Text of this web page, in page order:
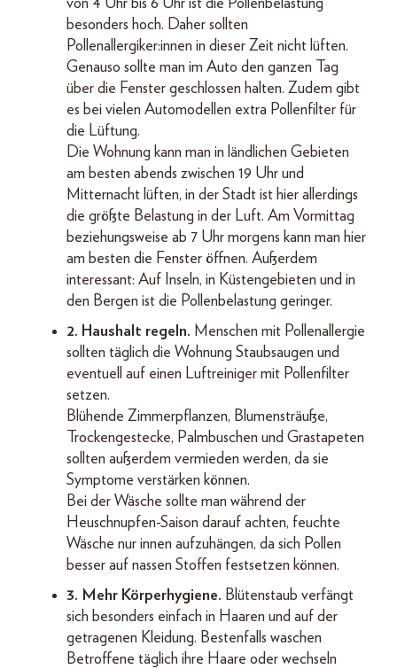
von 4 Uhr bis 6 Uhr ist die Pollenbelastung
besonders hoch. Daher sollten
Pollenallergiker:innen in dieser Zeit nicht lüften.
Genauso sollte man im Auto den ganzen Tag
über die Fenster geschlossen halten. Zudem gibt
es bei vielen Automodellen extra Pollenfilter für
die Lüftung.
Die Wohnung kann man in ländlichen Gebieten
am besten abends zwischen 19 Uhr und
Mitternacht lüften, in der Stadt ist hier allerdings
die größte Belastung in der Luft. Am Vormittag
beziehungsweise ab 7 Uhr morgens kann man hier
am besten die Fenster öffnen. Außerdem
interessant: Auf Inseln, in Küstengebieten und in
den Bergen ist die Pollenbelastung geringer.
2. Haushalt regeln. Menschen mit Pollenallergie
sollten täglich die Wohnung Staubsaugen und
eventuell auf einen Luftreiniger mit Pollenfilter
setzen.
Blühende Zimmerpflanzen, Blumensträuße,
Trockengestecke, Palmbuschen und Grastapeten
sollten außerdem vermieden werden, da sie
Symptome verstärken können.
Bei der Wäsche sollte man während der
Heuschnupfen-Saison darauf achten, feuchte
Wäsche nur innen aufzuhängen, da sich Pollen
besser auf nassen Stoffen festsetzen können.
3. Mehr Körperhygiene. Blütenstaub verfängt
sich besonders einfach in Haaren und auf der
getragenen Kleidung. Bestenfalls waschen
Betroffene täglich ihre Haare oder wechseln